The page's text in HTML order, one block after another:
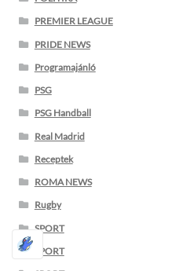
PREMIER LEAGUE
PRIDE NEWS
Programajánló
PSG
PSG Handball
Real Madrid
Receptek
ROMA NEWS
Rugby
SPORT
SPORT